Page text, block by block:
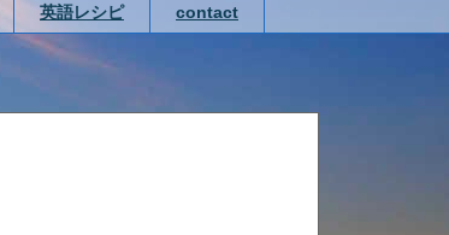
英語レシピ contact